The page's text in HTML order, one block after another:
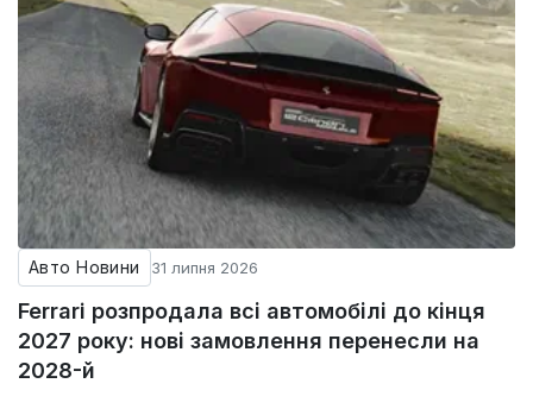
Авто Новини 31 липня 2026
Ferrari розпродала всі автомобілі до кінця
2027 року: нові замовлення перенесли на
2028-й